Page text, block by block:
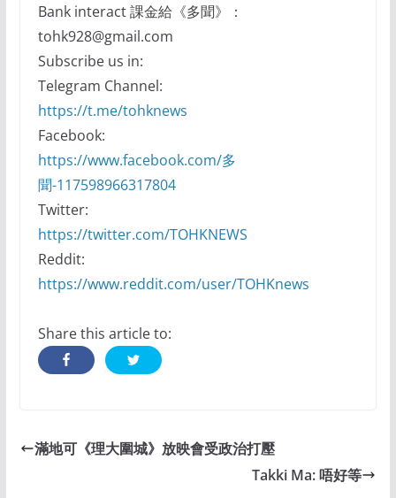
Bank interact 課金給《多聞》：
tohk928@gmail.com
Subscribe us in:
Telegram Channel:
https://t.me/tohknews
Facebook:
https://www.facebook.com/多
聞-117598966317804
Twitter:
https://twitter.com/TOHKNEWS
Reddit:
https://www.reddit.com/user/TOHKnews
Share this article to:
滿地可《理大圍城》放映會受政治打壓
Takki Ma: 唔好等